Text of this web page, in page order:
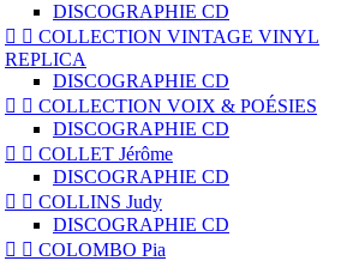
DISCOGRAPHIE CD
  COLLECTION VINTAGE VINYL
REPLICA
DISCOGRAPHIE CD
  COLLECTION VOIX & POÉSIES
DISCOGRAPHIE CD
  COLLET Jérôme
DISCOGRAPHIE CD
  COLLINS Judy
DISCOGRAPHIE CD
  COLOMBO Pia